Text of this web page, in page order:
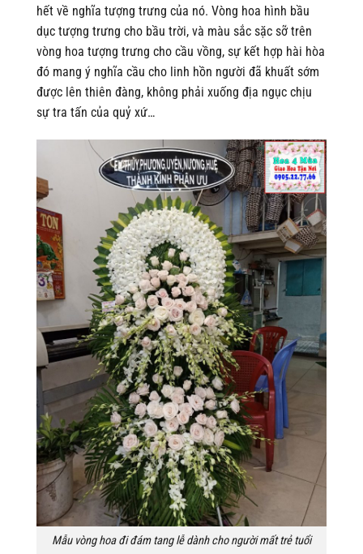
hết về nghĩa tượng trưng của nó. Vòng hoa hình bầu
dục tượng trưng cho bầu trời, và màu sắc sặc sỡ trên
vòng hoa tượng trưng cho cầu vồng, sự kết hợp hài hòa
đó mang ý nghĩa cầu cho linh hồn người đã khuất sớm
được lên thiên đàng, không phải xuống địa ngục chịu
sự tra tấn của quỷ xứ…
Mẫu vòng hoa đi đám tang lễ dành cho người mất trẻ tuổi